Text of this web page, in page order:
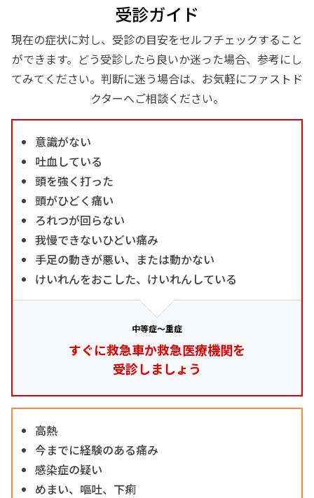
受診ガイド
現在の症状に対し、受診の目安をセルフチェックすること
ができます。どう受診したら良いか迷った場合、参考にし
てみてください。判断に迷う場合は、お気軽にファストド
クターへご相談ください。
意識がない
吐血している
頭を強く打った
頭がひどく痛い
ろれつが回らない
我慢できないひどい痛み
手足の動きが悪い、または動かない
けいれんをおこした、けいれんしている
中等症～重症
すぐに救急車か救急医療機関を
受診しましょう
高熱
今までに経験のある痛み
感染症の疑い
めまい、嘔吐、下痢